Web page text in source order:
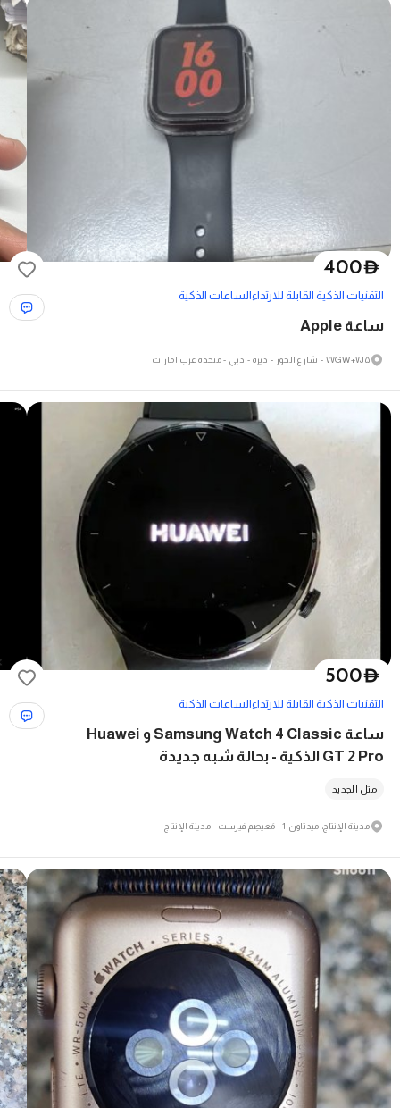
D
400
التقنيات الذكية القابلة للارتداءالساعات الذكية
ساعة Apple
۷۷GW+۷J۵ - شارع الخور - ديرة - دبي - متحدہ عرب امارات
D
500
التقنيات الذكية القابلة للارتداءالساعات الذكية
ساعة Samsung Watch 4 Classic و Huawei
GT 2 Pro الذكية - بحالة شبه جديدة
مثل الجديد
مدينة الإنتاج، ميدتاون 1 - مَعيصِم فيرست - مدينة الإنتاج